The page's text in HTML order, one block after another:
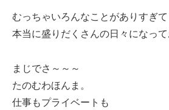
むっちゃいろんなことがありすぎて
本当に盛りだくさんの日々になって
まじでさ～～～
たのむわほんま。
仕事もプライベートも